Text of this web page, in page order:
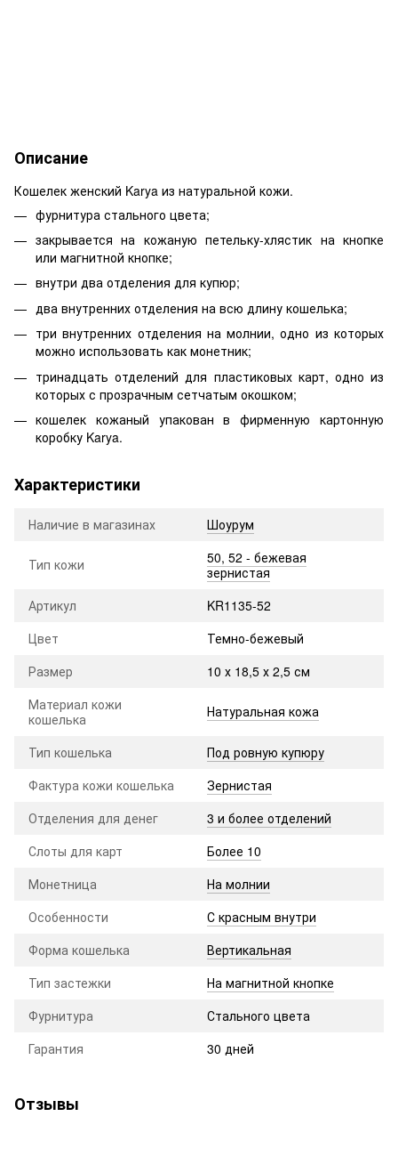
Описание
Кошелек женский Karya из натуральной кожи.
фурнитура стального цвета;
закрывается на кожаную петельку-хлястик на кнопке
или магнитной кнопке;
внутри два отделения для купюр;
два внутренних отделения на всю длину кошелька;
три внутренних отделения на молнии, одно из которых
можно использовать как монетник;
тринадцать отделений для пластиковых карт, одно из
которых с прозрачным сетчатым окошком;
кошелек кожаный упакован в фирменную картонную
коробку Karya.
Характеристики
Наличие в магазинах Шоурум
Тип кожи
50, 52 - бежевая
зернистая
Артикул
KR1135-52
Цвет
Темно-бежевый
Размер
10 х 18,5 х 2,5 см
Материал кожи
кошелька
Натуральная кожа
Тип кошелька
Под ровную купюру
Фактура кожи кошелька
Зернистая
Отделения для денег
3 и более отделений
Слоты для карт
Более 10
Монетница
На молнии
Особенности
С красным внутри
Форма кошелька
Вертикальная
Тип застежки
На магнитной кнопке
Фурнитура
Стального цвета
Гарантия
30 дней
Отзывы